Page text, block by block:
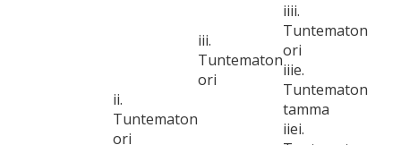
ii.
Tuntematon
ori
iii.
Tuntematon
ori
iiii.
Tuntematon
ori
iiie.
Tuntematon
tamma
iiei.